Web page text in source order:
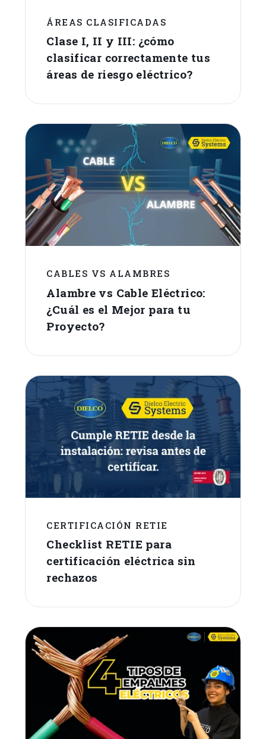
ÁREAS CLASIFICADAS
Clase I, II y III: ¿cómo
clasificar correctamente tus
áreas de riesgo eléctrico?
CABLES VS ALAMBRES
Alambre vs Cable Eléctrico:
¿Cuál es el Mejor para tu
Proyecto?
CERTIFICACIÓN RETIE
Checklist RETIE para
certificación eléctrica sin
rechazos